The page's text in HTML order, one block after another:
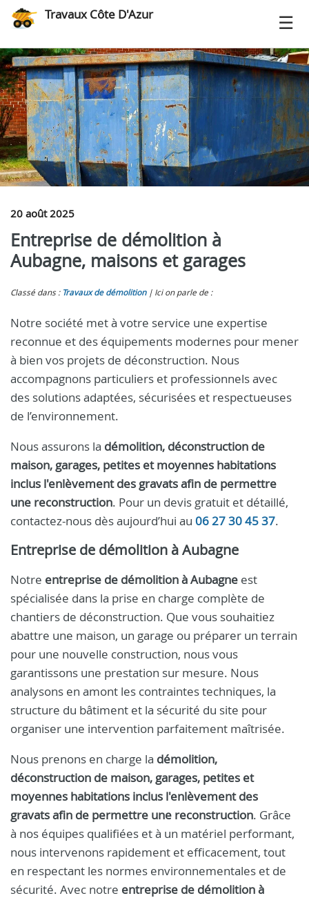
Travaux Côte D'Azur
20 août 2025
Entreprise de démolition à
Aubagne, maisons et garages
Classé dans : Travaux de démolition Ici on parle de :
Notre société met à votre service une expertise
reconnue et des équipements modernes pour mener
à bien vos projets de déconstruction. Nous
accompagnons particuliers et professionnels avec
des solutions adaptées, sécurisées et respectueuses
de l’environnement.
Nous assurons la démolition, déconstruction de
maison, garages, petites et moyennes habitations
inclus l'enlèvement des gravats afin de permettre
une reconstruction. Pour un devis gratuit et détaillé,
contactez-nous dès aujourd’hui au 06 27 30 45 37.
Entreprise de démolition à Aubagne
Notre entreprise de démolition à Aubagne est
spécialisée dans la prise en charge complète de
chantiers de déconstruction. Que vous souhaitiez
abattre une maison, un garage ou préparer un terrain
pour une nouvelle construction, nous vous
garantissons une prestation sur mesure. Nous
analysons en amont les contraintes techniques, la
structure du bâtiment et la sécurité du site pour
organiser une intervention parfaitement maîtrisée.
Nous prenons en charge la démolition,
déconstruction de maison, garages, petites et
moyennes habitations inclus l'enlèvement des
gravats afin de permettre une reconstruction. Grâce
à nos équipes qualifiées et à un matériel performant,
nous intervenons rapidement et efficacement, tout
en respectant les normes environnementales et de
sécurité. Avec notre entreprise de démolition à